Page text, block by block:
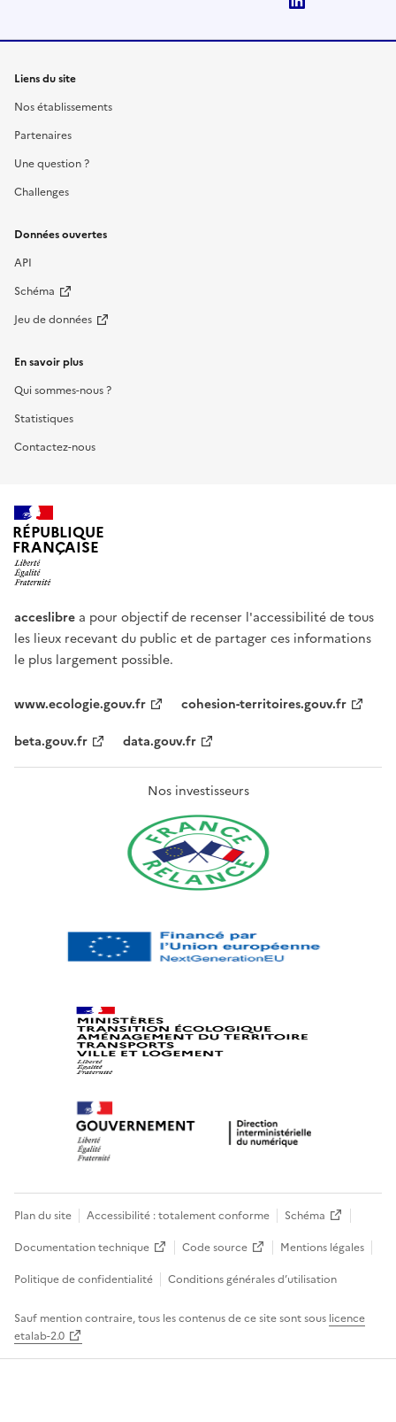
Liens du site
Nos établissements
Partenaires
Une question ?
Challenges
Données ouvertes
API
Schéma
Jeu de données
En savoir plus
Qui sommes-nous ?
Statistiques
Contactez-nous
RÉPUBLIQUE
FRANÇAISE
acceslibre a pour objectif de recenser l'accessibilité de tous
les lieux recevant du public et de partager ces informations
le plus largement possible.
www.ecologie.gouv.fr
cohesion-territoires.gouv.fr
beta.gouv.fr
data.gouv.fr
Nos investisseurs
Plan du site Accessibilité : totalement conforme
Schéma
Documentation technique
Code source
Mentions légales
Politique de confidentialité
Conditions générales d’utilisation
Sauf mention contraire, tous les contenus de ce site sont sous licence
etalab-2.0